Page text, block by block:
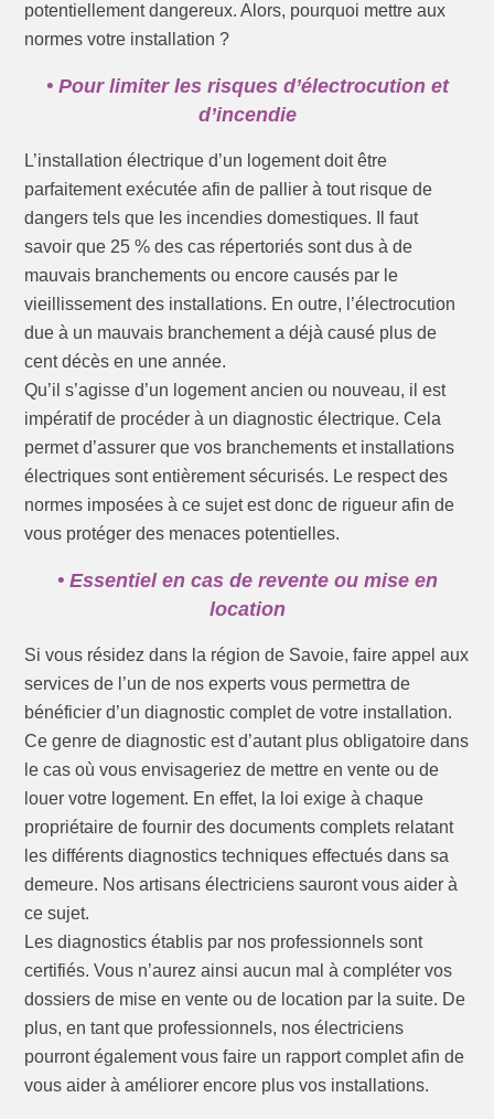
potentiellement dangereux. Alors, pourquoi mettre aux
normes votre installation ?
• Pour limiter les risques d’électrocution et
d’incendie
L’installation électrique d’un logement doit être
parfaitement exécutée afin de pallier à tout risque de
dangers tels que les incendies domestiques. Il faut
savoir que 25 % des cas répertoriés sont dus à de
mauvais branchements ou encore causés par le
vieillissement des installations. En outre, l’électrocution
due à un mauvais branchement a déjà causé plus de
cent décès en une année.
Qu’il s’agisse d’un logement ancien ou nouveau, il est
impératif de procéder à un diagnostic électrique. Cela
permet d’assurer que vos branchements et installations
électriques sont entièrement sécurisés. Le respect des
normes imposées à ce sujet est donc de rigueur afin de
vous protéger des menaces potentielles.
• Essentiel en cas de revente ou mise en
location
Si vous résidez dans la région de Savoie, faire appel aux
services de l’un de nos experts vous permettra de
bénéficier d’un diagnostic complet de votre installation.
Ce genre de diagnostic est d’autant plus obligatoire dans
le cas où vous envisageriez de mettre en vente ou de
louer votre logement. En effet, la loi exige à chaque
propriétaire de fournir des documents complets relatant
les différents diagnostics techniques effectués dans sa
demeure. Nos artisans électriciens sauront vous aider à
ce sujet.
Les diagnostics établis par nos professionnels sont
certifiés. Vous n’aurez ainsi aucun mal à compléter vos
dossiers de mise en vente ou de location par la suite. De
plus, en tant que professionnels, nos électriciens
pourront également vous faire un rapport complet afin de
vous aider à améliorer encore plus vos installations.